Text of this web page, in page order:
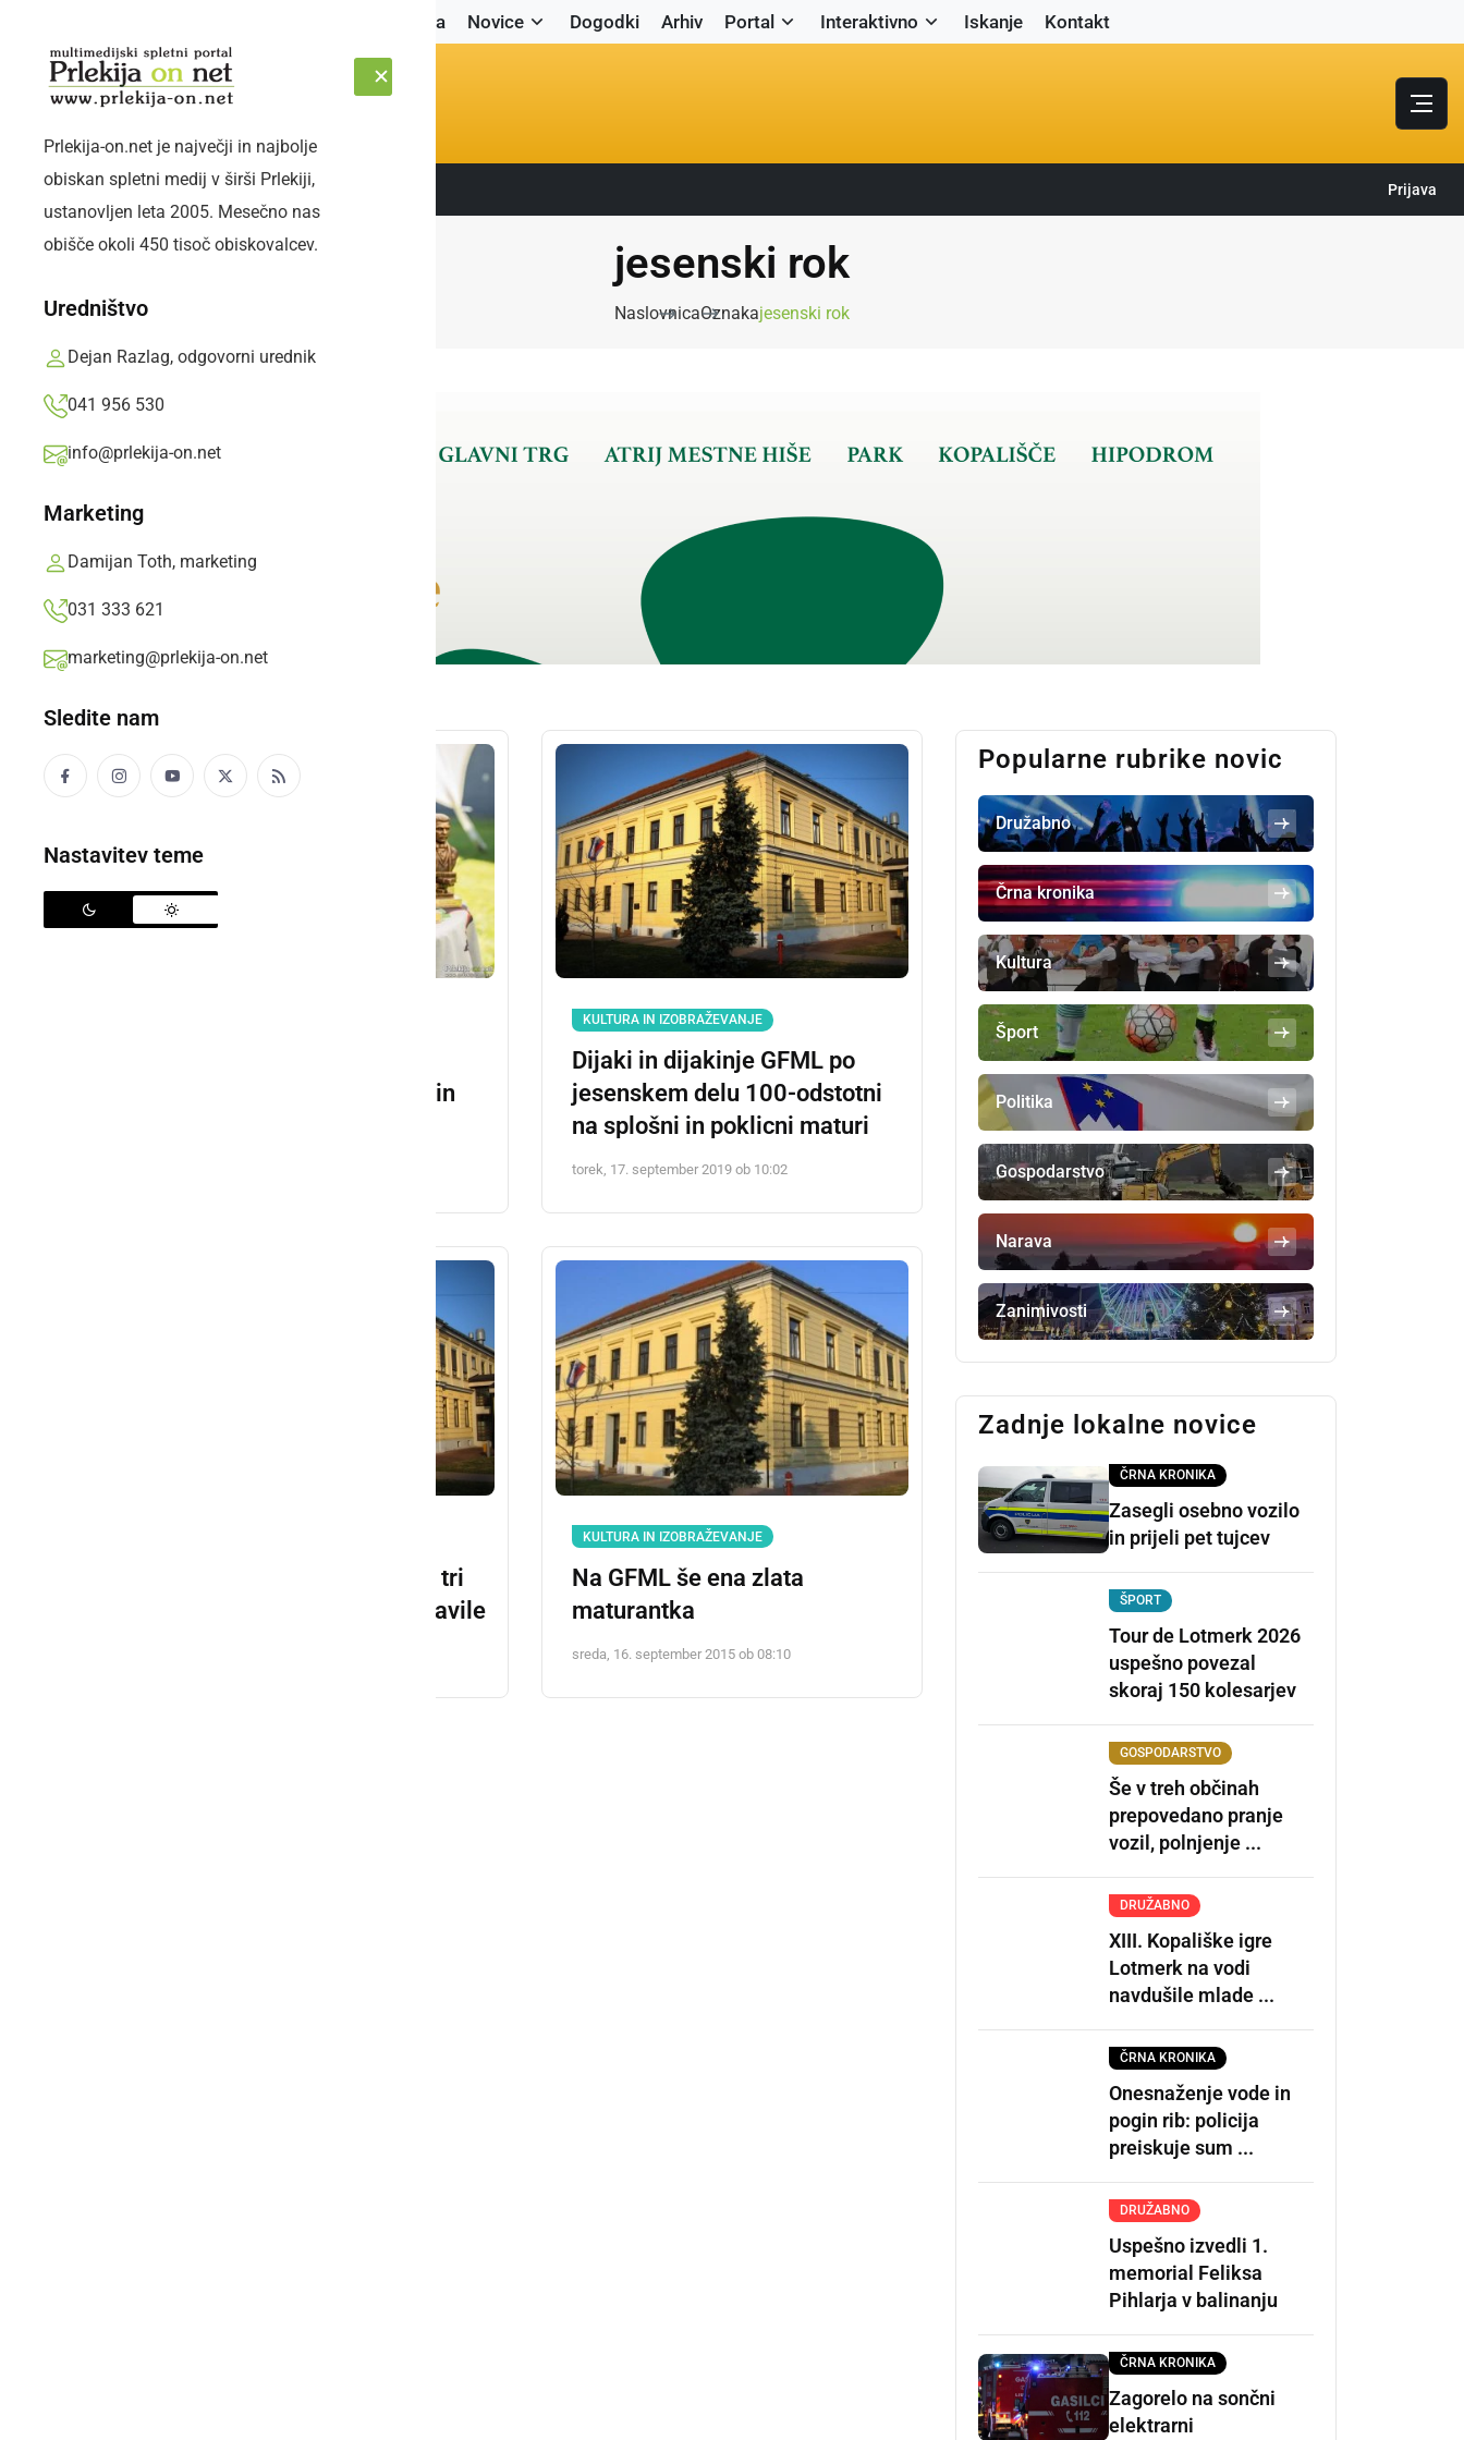
Naslovnica Novice Dogodki Arhiv Portal Interaktivno Iskanje Kontakt
ČETRTEK, 6. AVGUST 2026 Sledite nam: Prijava
Prlekija-on.net je največji in najbolje
obiskan spletni medij v širši Prlekiji,
ustanovljen leta 2005. Mesečno nas
obišče okoli 450 tisoč obiskovalcev.
Uredništvo
Dejan Razlag, odgovorni urednik
041 956 530
info@prlekija-on.net
Marketing
Damijan Toth, marketing
031 333 621
marketing@prlekija-on.net
Sledite nam
Nastavitev teme
jesenski rok
NaslovnicaOznakajesenski rok
jesenskega roka poklicne in
KULTURA IN IZOBRAŽEVANJE
Dijaki in dijakinje GFML po
jesenskem delu 100-odstotni
na splošni in poklicni maturi
torek, 17. september 2019 ob 10:02
Splošno maturo opravljale tri
dijakinje in jo uspešno opravile
KULTURA IN IZOBRAŽEVANJE
Na GFML še ena zlata
maturantka
sreda, 16. september 2015 ob 08:10
Popularne rubrike novic
Družabno
Črna kronika
Kultura
Šport
Politika
Gospodarstvo
Narava
Zanimivosti
Zadnje lokalne novice
ČRNA KRONIKA
Zasegli osebno vozilo
in prijeli pet tujcev
ŠPORT
Tour de Lotmerk 2026
uspešno povezal
skoraj 150 kolesarjev
GOSPODARSTVO
Še v treh občinah
prepovedano pranje
vozil, polnjenje ...
DRUŽABNO
XIII. Kopališke igre
Lotmerk na vodi
navdušile mlade ...
ČRNA KRONIKA
Onesnaženje vode in
pogin rib: policija
preiskuje sum ...
DRUŽABNO
Uspešno izvedli 1.
memorial Feliksa
Pihlarja v balinanju
ČRNA KRONIKA
Zagorelo na sončni
elektrarni